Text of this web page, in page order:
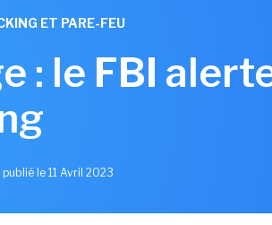
ET PARE-FEU
: le FBI
publié le 11 Avril 2023